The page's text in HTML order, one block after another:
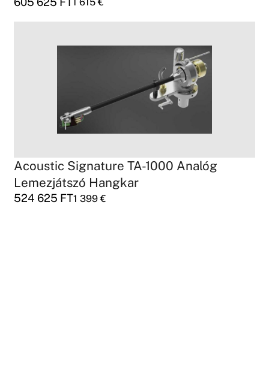
1 615€
Acoustic Signature TA-1000 Analóg
Lemezjátszó Hangkar
524 625 FT1 399€